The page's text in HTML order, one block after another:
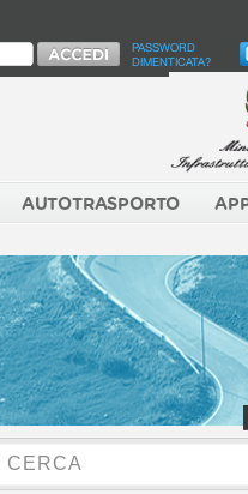
PASSWORD
DIMENTICATA?
AUTOTRASPORTO